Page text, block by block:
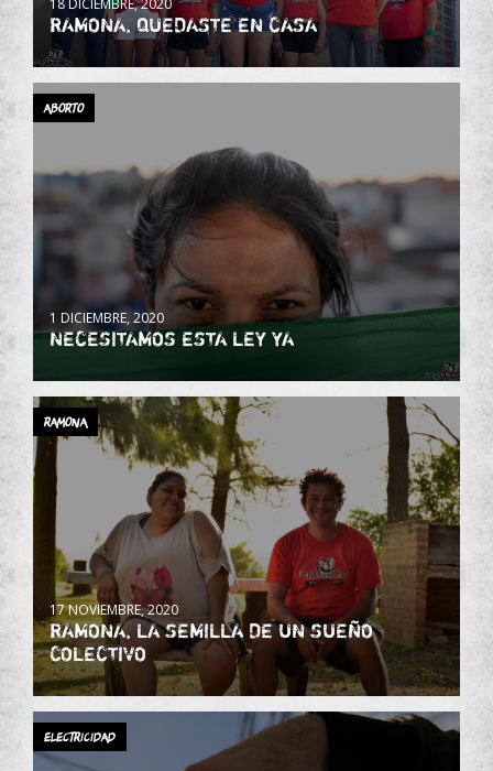
RAMONA, QUEDASTE EN CASA
Aborto
1 DICIEMBRE, 2020
NECESITAMOS ESTA LEY YA
Ramona
17 NOVIEMBRE, 2020
RAMONA, LA SEMILLA DE UN SUEÑO
COLECTIVO
ELECTRICIDAD